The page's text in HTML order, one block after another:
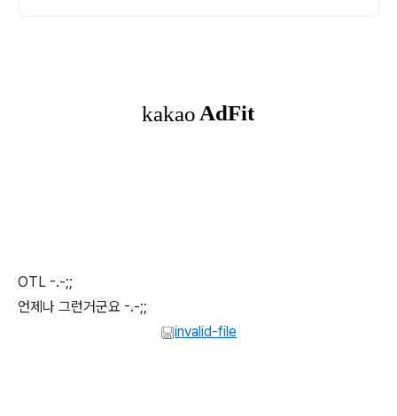
OTL -.-;;
언제나 그런거군요 -.-;;
invalid-file